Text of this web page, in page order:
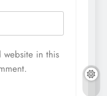
website in this